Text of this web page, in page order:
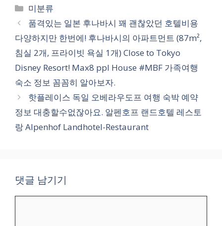
카
테
고
리
미분류
품격있는 일본 후나바시 꽤 괜찮았던 호텔비용
다양하지만 한번에! 후나바시의 아파트먼트 (87m²,
침실 2개, 프라이빗 욕실 1개) Close to Tokyo
Disney Resort! Max8 ppl House #MBF 가족여행
숙소 정보 꼼꼼히 알아보자.
핫플레이스 독일 오베라우도프 여행 숙박 예약
정보 대충할수없잖아요. 알펜호프 랜드호텔 레스토
랑 Alpenhof Landhotel-Restaurant
댓글 남기기